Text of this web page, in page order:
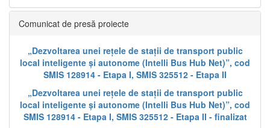
Comunicat de presă proiecte
„Dezvoltarea unei rețele de stații de transport public
local inteligente și autonome (Intelli Bus Hub Net)”, cod
SMIS 128914 - Etapa I, SMIS 325512 - Etapa II
„Dezvoltarea unei rețele de stații de transport public
local inteligente și autonome (Intelli Bus Hub Net)”, cod
SMIS 128914 - Etapa I, SMIS 325512 - Etapa II - finalizat